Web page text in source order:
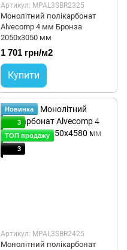
Артикул: MPAL3SBR2325
Монолітний полікарбонат
Alvecomp 4 мм Бронза
2050x3050 мм
1 701 грн/м2
Купити
Новинка
3
ТОП продажу
3
Артикул: MPAL3SBR2425
Монолітний полікарбонат